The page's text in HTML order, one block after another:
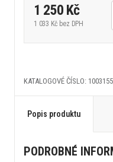
1 250 Kč
1 033 Kč bez DPH
KATALOGOVÉ ČÍSLO:
Popis produktu
PODROBNÉ